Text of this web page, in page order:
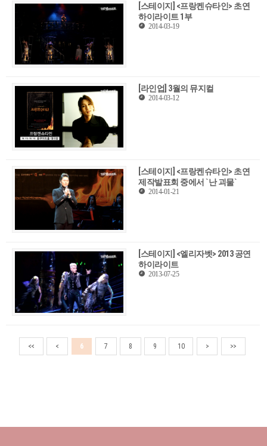
[스테이지] <프랑켄슈타인> 초연
하이라이트 1부
2014-03-19
[라인업] 3월의 뮤지컬
2014-03-12
[스테이지] <프랑켄슈타인> 초연
제작발표회 중에서 `난 괴물`
2014-01-21
[스테이지] <엘리자벳> 2013 공연
하이라이트
2013-07-25
<< < 6 7 8 9 10 > >>